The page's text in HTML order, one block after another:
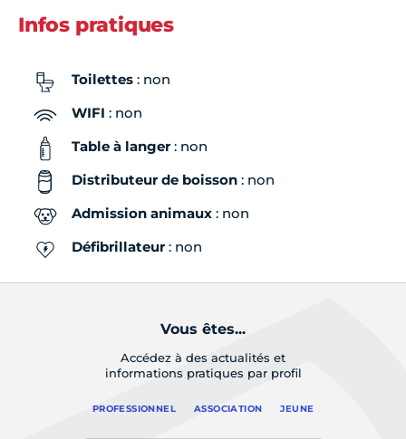
Infos pratiques
Toilettes : non
WIFI : non
Table à langer: non
Distributeur de boisson : non
Admission animaux : non
Défibrillateur: non
Vous êtes...
Accédez à des actualités et
informations pratiques par profil
PROFESSIONNEL ASSOCIATION JEUNE